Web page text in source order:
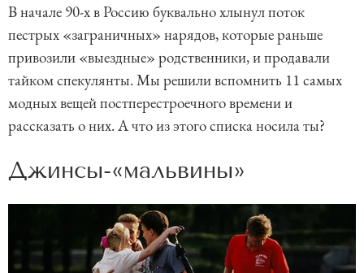
В начале 90-х в Россию буквально хлынул поток
пестрых «заграничных» нарядов, которые раньше
привозили «выездные» родственники, и продавали
тайком спекулянты. Мы решили вспомнить 11 самых
модных вещей постперестроечного времени и
рассказать о них. А что из этого списка носила ты?
Джинсы-«мальвины»